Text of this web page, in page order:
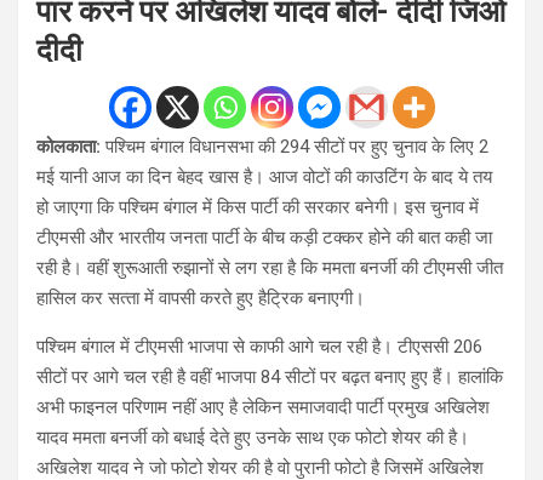
पार करने पर अखिलेश यादव बोले- दीदी जिओ
दीदी
कोलकाता: पश्चिम बंगाल विधानसभा की 294 सीटों पर हुए चुनाव के लिए 2
मई यानी आज का दिन बेहद खास है। आज वोटों की काउटिंग के बाद ये तय
हो जाएगा कि पश्चिम बंगाल में किस पार्टी की सरकार बनेगी। इस चुनाव में
टीएमसी और भारतीय जनता पार्टी के बीच कड़ी टक्‍कर होने की बात कही जा
रही है। वहीं शुरूआती रुझानों से लग रहा है कि ममता बनर्जी की टीएमसी जीत
हासिल कर सत्‍ता में वापसी करते हुए हैट्रिक बनाएगी।
पश्चिम बंगाल में टीएमसी भाजपा से काफी आगे चल रही है। टीएससी 206
सीटों पर आगे चल रही है वहीं भाजपा 84 सीटों पर बढ़त बनाए हुए हैं। हालांकि
अभी फाइनल परिणाम नहीं आए है लेकिन समाजवादी पार्टी प्रमुख अखिलेश
यादव ममता बनर्जी को बधाई देते हुए उनके साथ एक फोटो शेयर की है।
अखिलेश यादव ने जो फोटो शेयर की है वो पुरानी फोटो है जिसमें अखिलेश